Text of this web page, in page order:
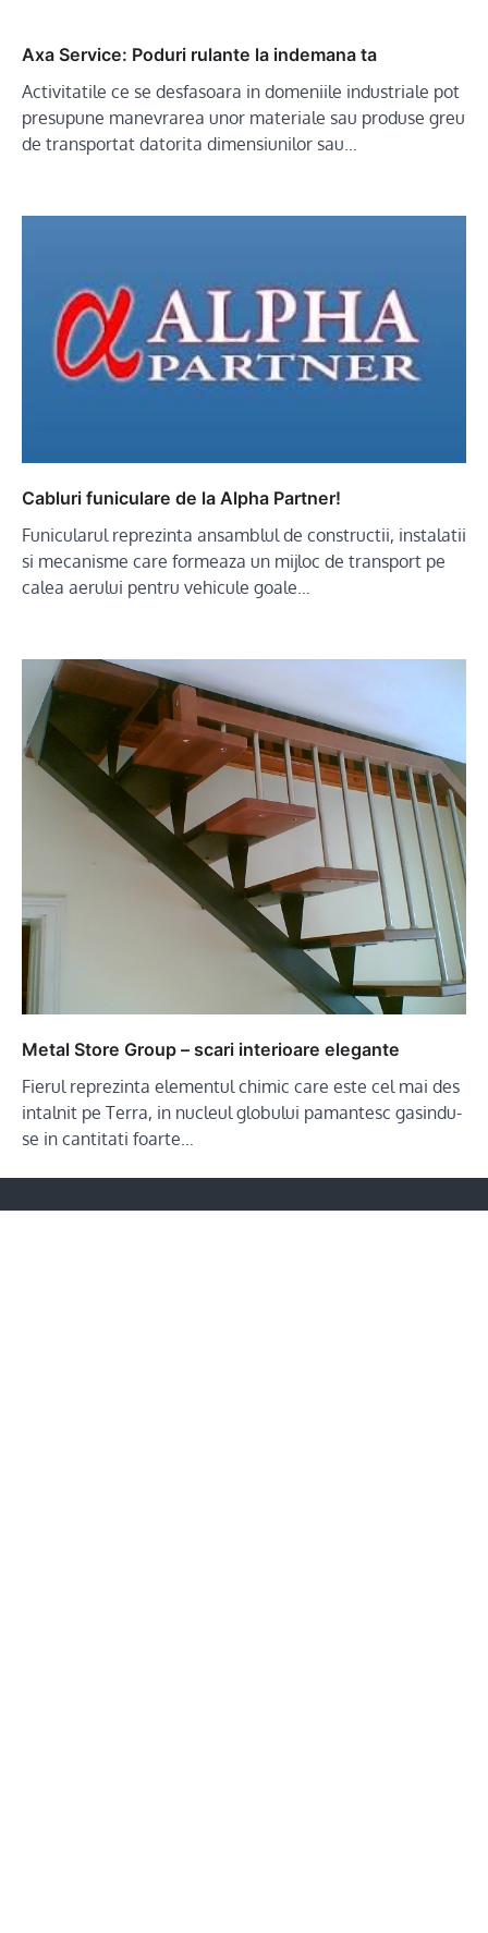
Axa Service: Poduri rulante la indemana ta
Activitatile ce se desfasoara in domeniile industriale pot
presupune manevrarea unor materiale sau produse greu
de transportat datorita dimensiunilor sau…
Cabluri funiculare de la Alpha Partner!
Funicularul reprezinta ansamblul de constructii, instalatii
si mecanisme care formeaza un mijloc de transport pe
calea aerului pentru vehicule goale…
Metal Store Group – scari interioare elegante
Fierul reprezinta elementul chimic care este cel mai des
intalnit pe Terra, in nucleul globului pamantesc gasindu-
se in cantitati foarte…